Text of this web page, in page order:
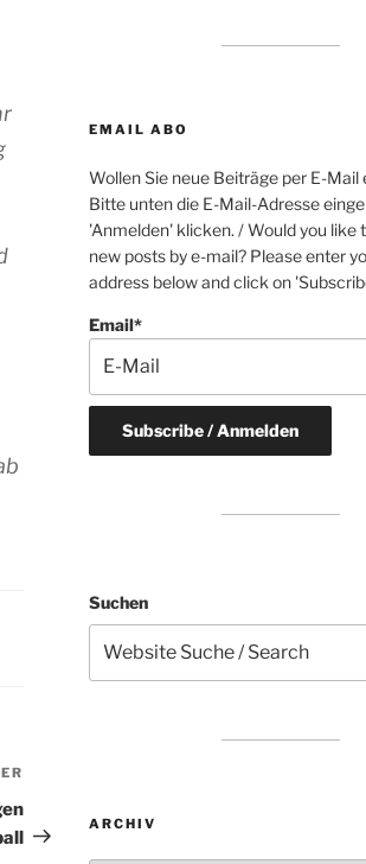
Beitrag
EMAIL ABO
Wollen Sie neue Beiträge per E-Mail
Bitte unten die E-Mail-Adresse
'Anmelden' klicken. / Would you like
new posts by e-mail? Please enter
address below and click on
Email*
Suchen
ARCHIV